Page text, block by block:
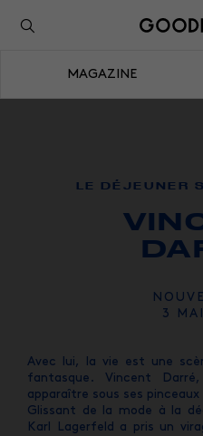
MAGAZINE
LE DÉJEUNER
3
Avec lui, la vie est une
fantasque. Vincent
apparaître sous ses
Glissant de la mode à la
Karl Lagerfeld a pris un
Retour à l'inspiration